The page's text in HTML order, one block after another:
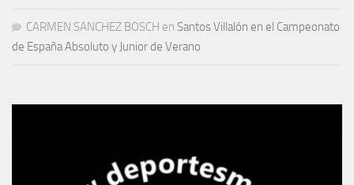
CARMEN SANCHEZ BOSCH en Santos Villalón en el Campeonato
de España Absoluto y Junior de Verano